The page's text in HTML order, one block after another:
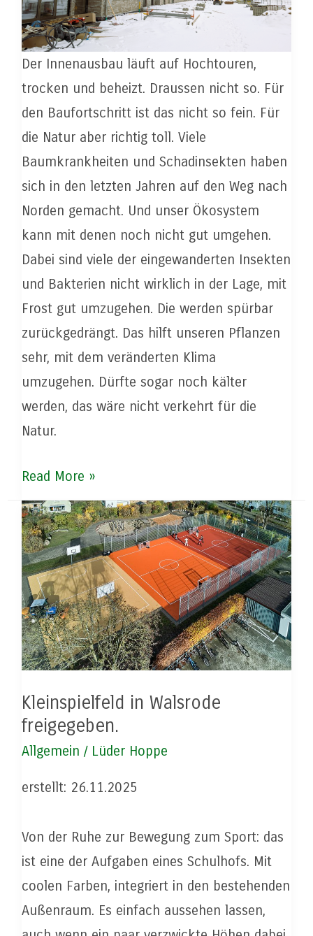
Der Innenausbau läuft auf Hochtouren,
trocken und beheizt. Draussen nicht so. Für
den Baufortschritt ist das nicht so fein. Für
die Natur aber richtig toll. Viele
Baumkrankheiten und Schadinsekten haben
sich in den letzten Jahren auf den Weg nach
Norden gemacht. Und unser Ökosystem
kann mit denen noch nicht gut umgehen.
Dabei sind viele der eingewanderten Insekten
und Bakterien nicht wirklich in der Lage, mit
Frost gut umzugehen. Die werden spürbar
zurückgedrängt. Das hilft unseren Pflanzen
sehr, mit dem veränderten Klima
umzugehen. Dürfte sogar noch kälter
werden, das wäre nicht verkehrt für die
Natur.
Wetterpause
vor
dem
Endspurt
Read More »
Kleinspielfeld in Walsrode
freigegeben.
Allgemein / Lüder Hoppe
erstellt: 26.11.2025
Von der Ruhe zur Bewegung zum Sport: das
ist eine der Aufgaben eines Schulhofs. Mit
coolen Farben, integriert in den bestehenden
Außenraum. Es einfach aussehen lassen,